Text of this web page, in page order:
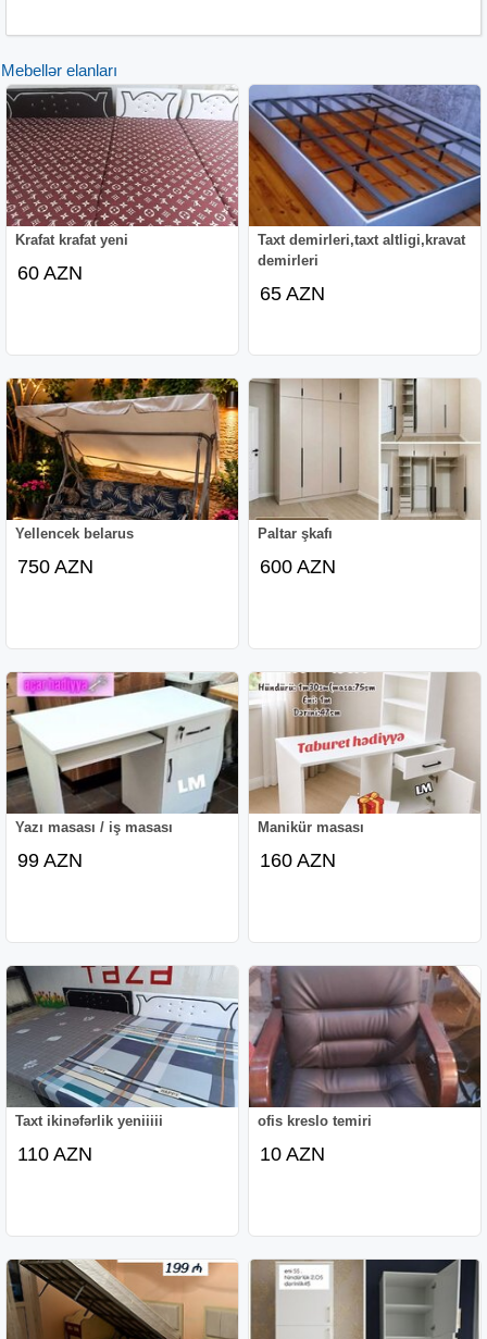
Mebellər elanları
Krafat krafat yeni
60 AZN
Taxt demirleri,taxt altligi,kravat
demirleri
65 AZN
Yellencek belarus
750 AZN
Paltar şkafı
600 AZN
Yazı masası / iş masası
99 AZN
Manikür masası
160 AZN
Taxt ikinəfərlik yeniiiii
110 AZN
ofis kreslo temiri
10 AZN